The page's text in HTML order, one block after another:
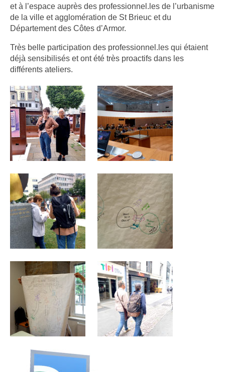
et à l’espace auprès des professionnel.les de l’urbanisme
de la ville et agglomération de St Brieuc et du
Département des Côtes d’Armor.
Très belle participation des professionnel.les qui étaient
déjà sensibilisés et ont été très proactifs dans les
différents ateliers.